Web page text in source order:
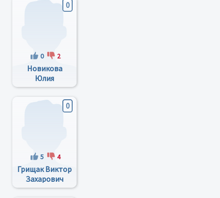
0
0 2
Новикова
Юлия
Алексеевна
0
5 4
Грищак Виктор
Захарович